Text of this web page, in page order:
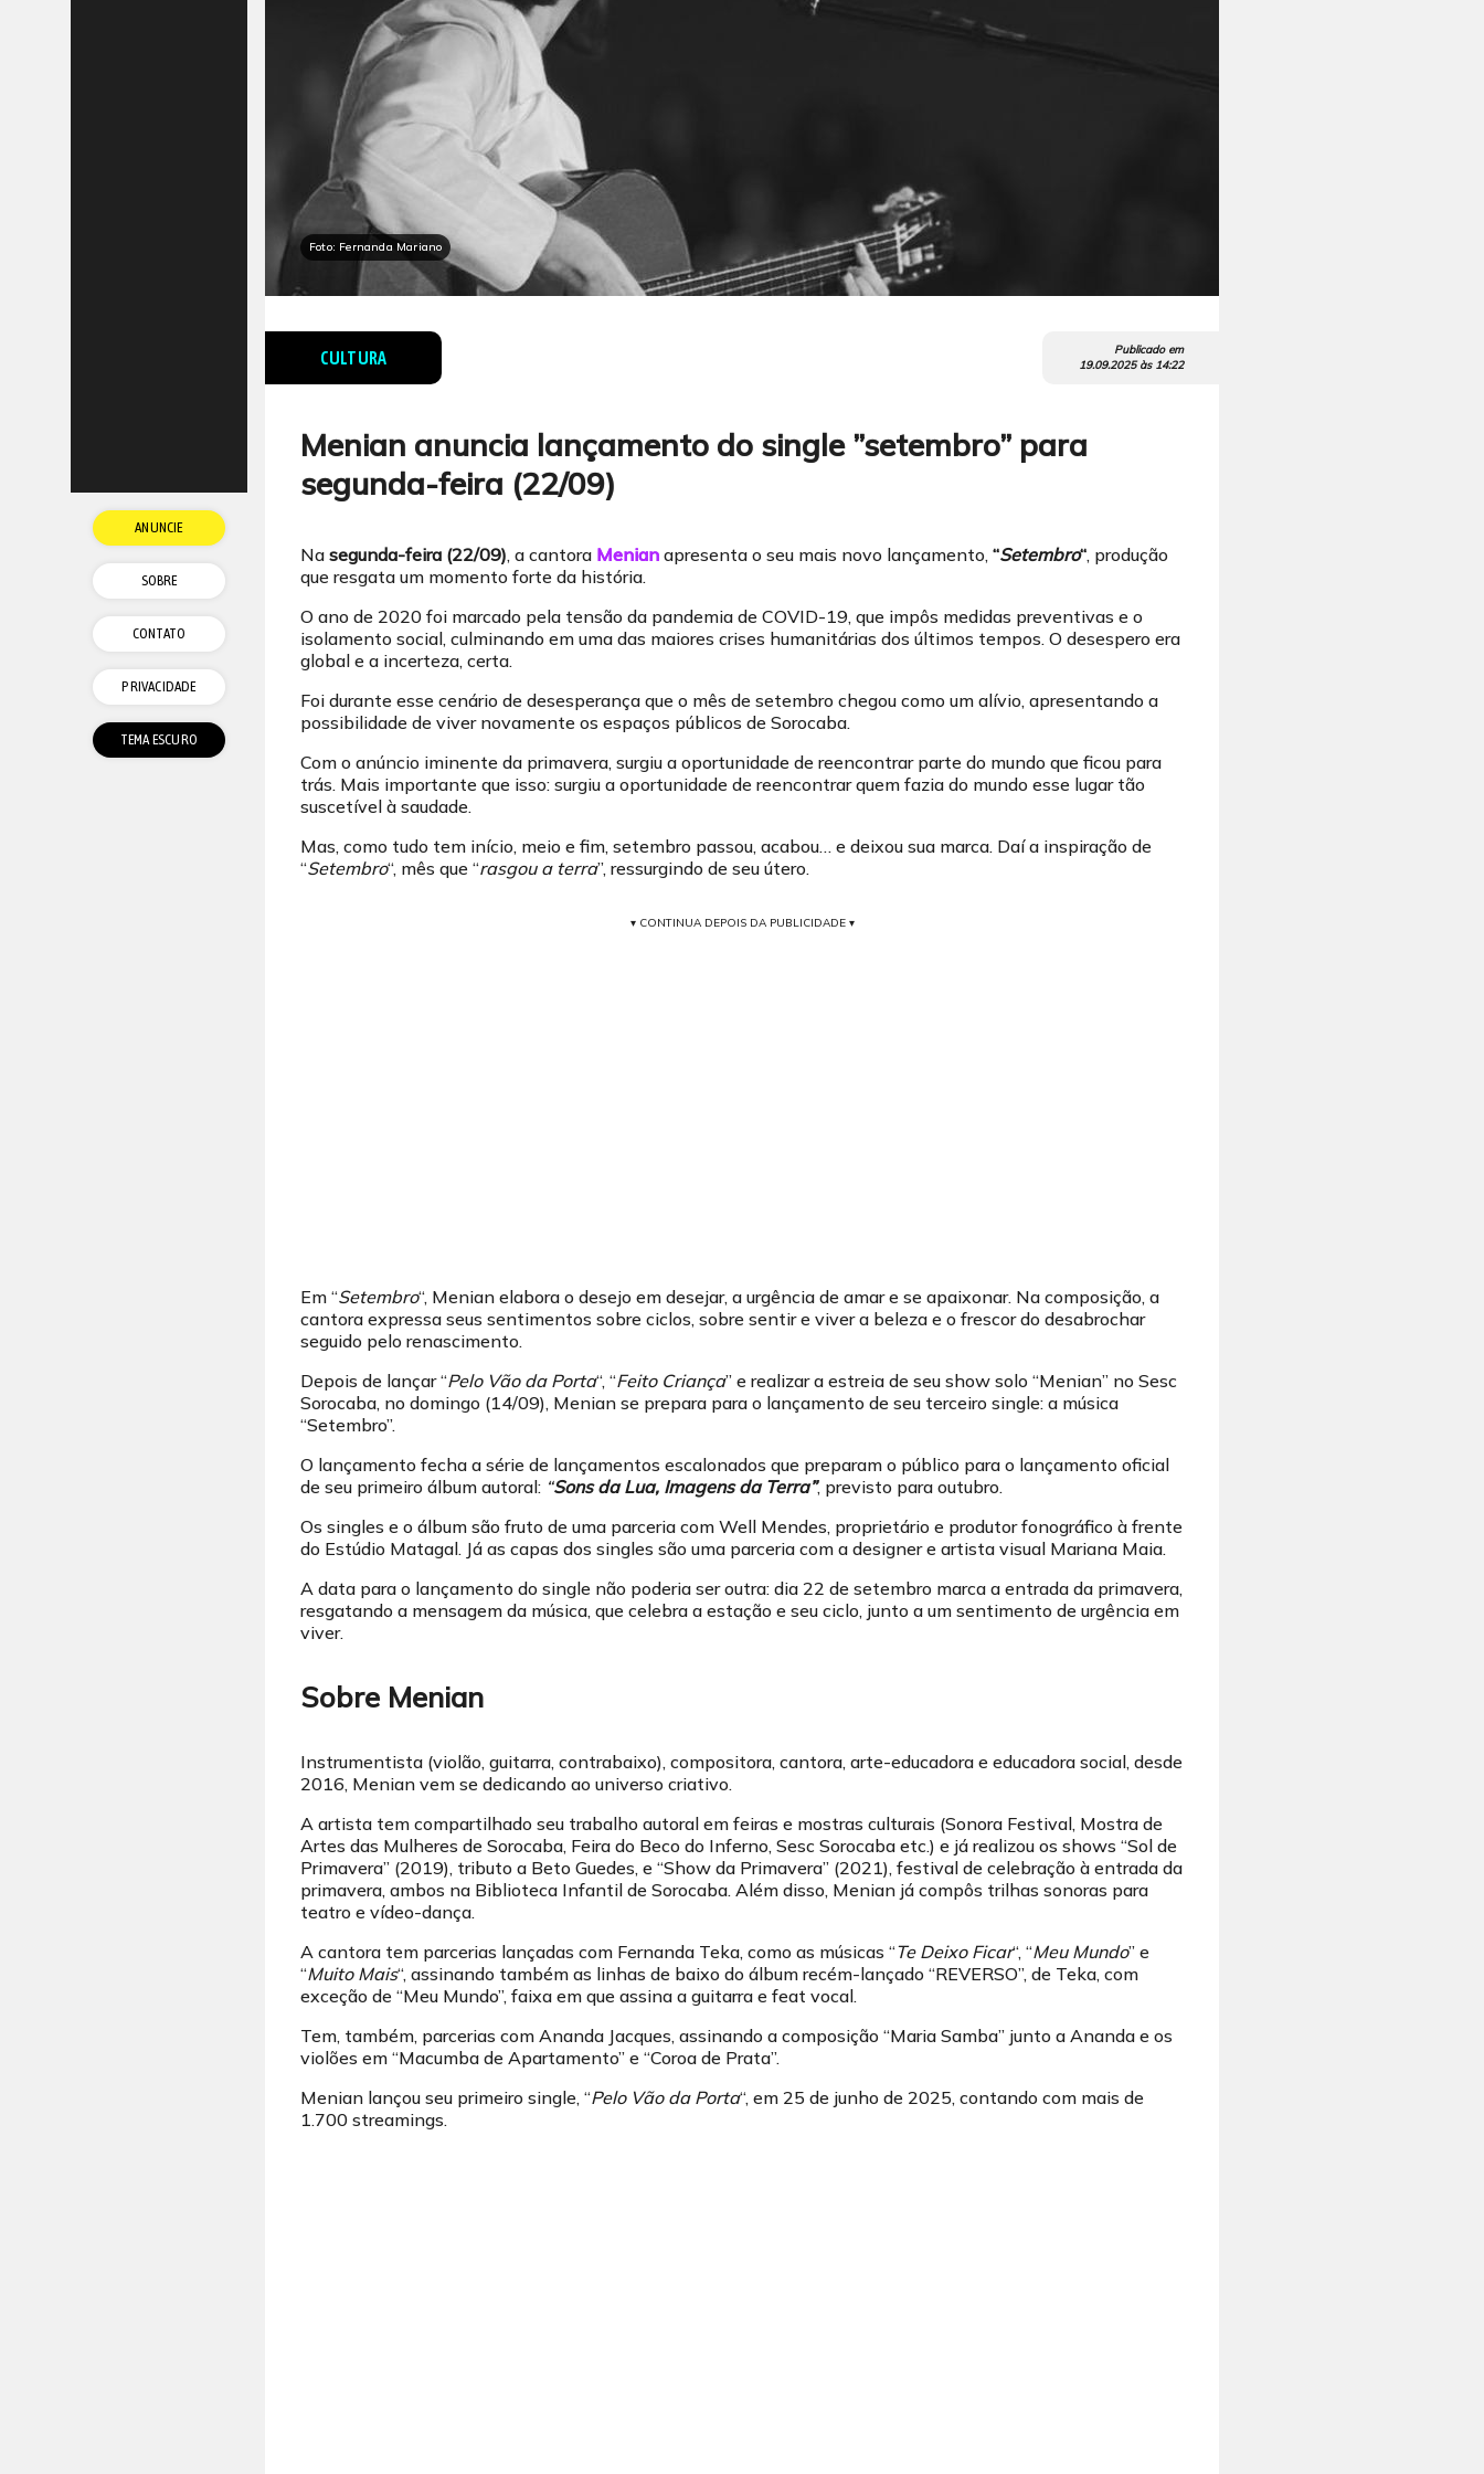
Foto: Fernanda Mariano
CULTURA
Publicado em
19.09.2025às 14:22
Menian anuncia lançamento do single ”setembro” para
segunda-feira (22/09)
Na segunda-feira (22/09), a cantora Menian apresenta o seu mais novo lançamento, “Setembro“, produção
que resgata um momento forte da história.
O ano de 2020 foi marcado pela tensão da pandemia de COVID-19, que impôs medidas preventivas e o
isolamento social, culminando em uma das maiores crises humanitárias dos últimos tempos. O desespero era
global e a incerteza, certa.
Foi durante esse cenário de desesperança que o mês de setembro chegou como um alívio, apresentando a
possibilidade de viver novamente os espaços públicos de Sorocaba.
Com o anúncio iminente da primavera, surgiu a oportunidade de reencontrar parte do mundo que ficou para
trás. Mais importante que isso: surgiu a oportunidade de reencontrar quem fazia do mundo esse lugar tão
suscetível à saudade.
Mas, como tudo tem início, meio e fim, setembro passou, acabou… e deixou sua marca. Daí a inspiração de
“Setembro“, mês que “rasgou a terra”, ressurgindo de seu útero.
▾ CONTINUA DEPOIS DA PUBLICIDADE ▾
Em “Setembro“, Menian elabora o desejo em desejar, a urgência de amar e se apaixonar. Na composição, a
cantora expressa seus sentimentos sobre ciclos, sobre sentir e viver a beleza e o frescor do desabrochar
seguido pelo renascimento.
Depois de lançar “Pelo Vão da Porta“, “Feito Criança” e realizar a estreia de seu show solo “Menian” no Sesc
Sorocaba, no domingo (14/09), Menian se prepara para o lançamento de seu terceiro single: a música
“Setembro”.
O lançamento fecha a série de lançamentos escalonados que preparam o público para o lançamento oficial
de seu primeiro álbum autoral: “Sons da Lua, Imagens da Terra”, previsto para outubro.
Os singles e o álbum são fruto de uma parceria com Well Mendes, proprietário e produtor fonográfico à frente
do Estúdio Matagal. Já as capas dos singles são uma parceria com a designer e artista visual Mariana Maia.
A data para o lançamento do single não poderia ser outra: dia 22 de setembro marca a entrada da primavera,
resgatando a mensagem da música, que celebra a estação e seu ciclo, junto a um sentimento de urgência em
viver.
Sobre Menian
Instrumentista (violão, guitarra, contrabaixo), compositora, cantora, arte-educadora e educadora social, desde
2016, Menian vem se dedicando ao universo criativo.
A artista tem compartilhado seu trabalho autoral em feiras e mostras culturais (Sonora Festival, Mostra de
Artes das Mulheres de Sorocaba, Feira do Beco do Inferno, Sesc Sorocaba etc.) e já realizou os shows “Sol de
Primavera” (2019), tributo a Beto Guedes, e “Show da Primavera” (2021), festival de celebração à entrada da
primavera, ambos na Biblioteca Infantil de Sorocaba. Além disso, Menian já compôs trilhas sonoras para
teatro e vídeo-dança.
A cantora tem parcerias lançadas com Fernanda Teka, como as músicas “Te Deixo Ficar“, “Meu Mundo” e
“Muito Mais“, assinando também as linhas de baixo do álbum recém-lançado “REVERSO”, de Teka, com
exceção de “Meu Mundo”, faixa em que assina a guitarra e feat vocal.
Tem, também, parcerias com Ananda Jacques, assinando a composição “Maria Samba” junto a Ananda e os
violões em “Macumba de Apartamento” e “Coroa de Prata”.
Menian lançou seu primeiro single, “Pelo Vão da Porta“, em 25 de junho de 2025, contando com mais de
1.700 streamings.
ANUNCIE
SOBRE
CONTATO
PRIVACIDADE